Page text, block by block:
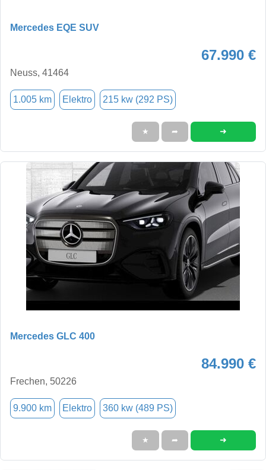
Mercedes EQE SUV
67.990 €
Neuss, 41464
1.005 km Elektro 215 kw (292 PS)
★ ➦ ➜
Mercedes GLC 400
84.990 €
Frechen, 50226
9.900 km Elektro 360 kw (489 PS)
★ ➦ ➜